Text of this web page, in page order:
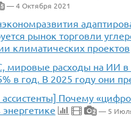
5 — 4 Октября 2021
рынок торговли
климатических проектов
мировые расходы на ИИ в
в год. В 2025 году они
Почему
2 — 5